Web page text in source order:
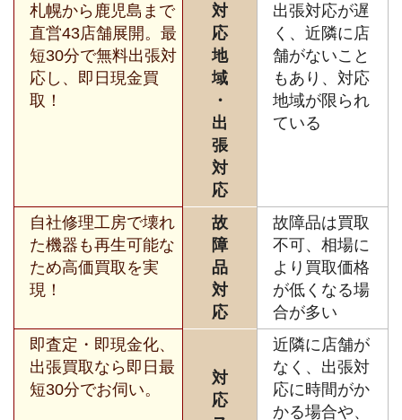
札幌から鹿児島まで
直営43店舗展開。最
短30分で無料出張対
応し、即日現金買
取！
対
応
地
域
・
出
張
対
応
出張対応が遅
く、近隣に店
舗がないこと
もあり、対応
地域が限られ
ている
自社修理工房で壊れ
た機器も再生可能な
ため高価買取を実
現！
故
障
品
対
応
故障品は買取
不可、相場に
より買取価格
が低くなる場
合が多い
即査定・即現金化、
出張買取なら即日最
短30分でお伺い。
対
応
近隣に店舗が
なく、出張対
応に時間がか
かる場合や、